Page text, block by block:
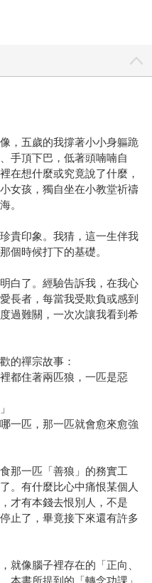
，五歲的我撐著小小身軀跪
手頂下巴，低著頭喃喃自
在想什麼或究竟說了什麼，
女孩，獨自坐在小教堂祈禱
。
貴印象。我猜，這一生伴我
個時候打下的基礎。
白了。經驗告訴我，在我心
長者，每當我受欺負或感到
過難關，一次次讓我看到希
的禪宗故事：
都住著兩匹狼，一匹是惡
一匹，那一匹就會愈來愈強
那一匹「善狼」的務實工
。有什麼比心中痛恨某個人
才有本錢去恨別人，不是
止了，畢竟接下來還有許多
就像腦子裡存在的「正向、